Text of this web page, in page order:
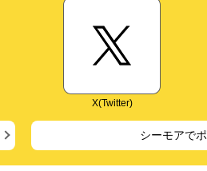
X(Twitter)
シーモアで